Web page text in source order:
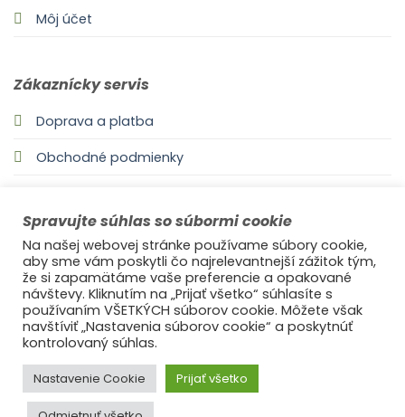
Môj účet
Zákaznícky servis
Doprava a platba
Obchodné podmienky
Zásady používania súborov cookie
Informácie
O nás
Reklamácie
Blog
Spravujte súhlas so súbormi cookie
Na našej webovej stránke používame súbory cookie,
aby sme vám poskytli čo najrelevantnejší zážitok tým,
že si zapamätáme vaše preferencie a opakované
návštevy. Kliknutím na „Prijať všetko“ súhlasíte s
používaním VŠETKÝCH súborov cookie. Môžete však
navštíviť „Nastavenia súborov cookie“ a poskytnúť
kontrolovaný súhlas.
Nastavenie Cookie Prijať všetko